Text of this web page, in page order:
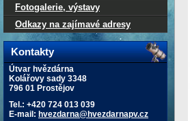
Fotogalerie, výstavy
Odkazy na zajímavé adresy
Kontakty
Útvar hvězdárna
Kolářovy sady 3348
796 01 Prostějov
Tel.: +420 724 013 039
E-mail: hvezdarna@hvezdarnapv.cz